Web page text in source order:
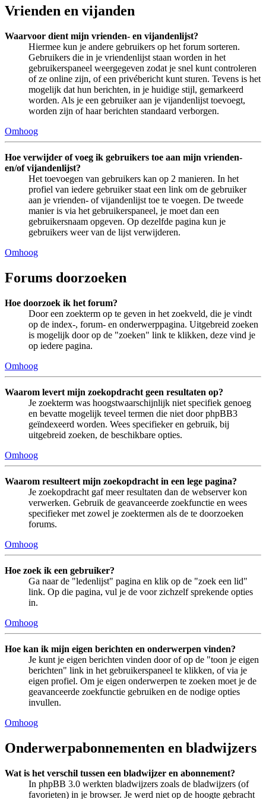
Vrienden en vijanden
Waarvoor dient mijn vrienden- en vijandenlijst?
Hiermee kun je andere gebruikers op het forum sorteren.
Gebruikers die in je vriendenlijst staan worden in het
gebruikerspaneel weergegeven zodat je snel kunt controleren
of ze online zijn, of een privébericht kunt sturen. Tevens is het
mogelijk dat hun berichten, in je huidige stijl, gemarkeerd
worden. Als je een gebruiker aan je vijandenlijst toevoegt,
worden zijn of haar berichten standaard verborgen.
Omhoog
Hoe verwijder of voeg ik gebruikers toe aan mijn vrienden-
en/of vijandenlijst?
Het toevoegen van gebruikers kan op 2 manieren. In het
profiel van iedere gebruiker staat een link om de gebruiker
aan je vrienden- of vijandenlijst toe te voegen. De tweede
manier is via het gebruikerspaneel, je moet dan een
gebruikersnaam opgeven. Op dezelfde pagina kun je
gebruikers weer van de lijst verwijderen.
Omhoog
Forums doorzoeken
Hoe doorzoek ik het forum?
Door een zoekterm op te geven in het zoekveld, die je vindt
op de index-, forum- en onderwerppagina. Uitgebreid zoeken
is mogelijk door op de "zoeken" link te klikken, deze vind je
op iedere pagina.
Omhoog
Waarom levert mijn zoekopdracht geen resultaten op?
Je zoekterm was hoogstwaarschijnlijk niet specifiek genoeg
en bevatte mogelijk teveel termen die niet door phpBB3
geïndexeerd worden. Wees specifieker en gebruik, bij
uitgebreid zoeken, de beschikbare opties.
Omhoog
Waarom resulteert mijn zoekopdracht in een lege pagina?
Je zoekopdracht gaf meer resultaten dan de webserver kon
verwerken. Gebruik de geavanceerde zoekfunctie en wees
specifieker met zowel je zoektermen als de te doorzoeken
forums.
Omhoog
Hoe zoek ik een gebruiker?
Ga naar de "ledenlijst" pagina en klik op de "zoek een lid"
link. Op die pagina, vul je de voor zichzelf sprekende opties
in.
Omhoog
Hoe kan ik mijn eigen berichten en onderwerpen vinden?
Je kunt je eigen berichten vinden door of op de "toon je eigen
berichten" link in het gebruikerspaneel te klikken, of via je
eigen profiel. Om je eigen onderwerpen te zoeken moet je de
geavanceerde zoekfunctie gebruiken en de nodige opties
invullen.
Omhoog
Onderwerpabonnementen en bladwijzers
Wat is het verschil tussen een bladwijzer en abonnement?
In phpBB 3.0 werkten bladwijzers zoals de bladwijzers (of
favorieten) in je browser. Je werd niet op de hoogte gebracht